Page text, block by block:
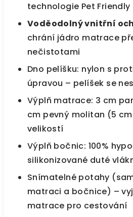
technologie Pet Friendly
Voděodolný vnitřní
chrání jádro matrace
nečistotami
Dno pelíšku: nylon s
úpravou – pelíšek se
Výplň matrace: 3 cm
cm pevný molitan (5
velikostí
Výplň bočnic: 100%
silikonizované duté
Snímatelné potahy
matraci a bočnice) –
matrace pro cestování